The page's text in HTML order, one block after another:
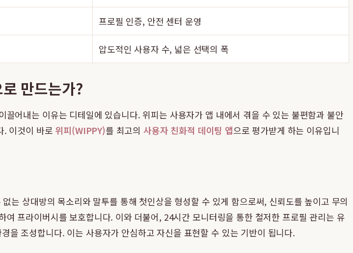
프로필 인증, 안전 센터 운영
압도적인 사용자 수, 넓은 선택의 폭
만드는가?
어내는 이유는 디테일에 있습니다. 위피는 사용자가 앱 내에서 겪을 수 있는 불편함과 불안
. 이것이 바로 위피(WIPPY)를 최고의 사용자 친화적 데이팅 앱으로 평가받게 하는 이유입니
상대방의 목소리와 말투를 통해 첫인상을 형성할 수 있게 함으로써, 신뢰도를 높이고 무의
프라이버시를 보호합니다. 이와 더불어, 24시간 모니터링을 통한 철저한 프로필 관리는 유
을 조성합니다. 이는 사용자가 안심하고 자신을 표현할 수 있는 기반이 됩니다.